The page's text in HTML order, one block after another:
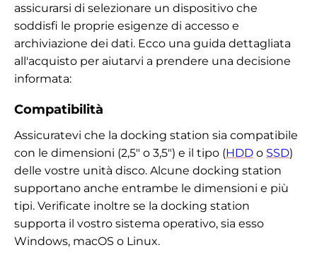
assicurarsi di selezionare un dispositivo che
soddisfi le proprie esigenze di accesso e
archiviazione dei dati. Ecco una guida dettagliata
all'acquisto per aiutarvi a prendere una decisione
informata:
Compatibilità
Assicuratevi che la docking station sia compatibile
con le dimensioni (2,5" o 3,5") e il tipo (HDD o SSD)
delle vostre unità disco. Alcune docking station
supportano anche entrambe le dimensioni e più
tipi. Verificate inoltre se la docking station
supporta il vostro sistema operativo, sia esso
Windows, macOS o Linux.